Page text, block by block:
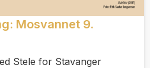
Mosvannet 9.
Stele for Stavanger